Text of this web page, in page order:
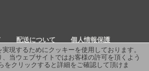
現するためにクッキーを使用しております。
当ウェブサイトではお客様の許可を頂くよう
をクリックすると詳細をご確認して頂けま
配送について
個人情報保護
あるご質問 お問い合わせ RSS